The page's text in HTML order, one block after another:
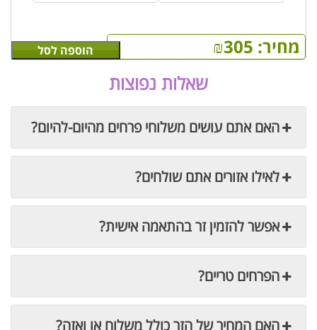
מחיר: ₪305 הוספה לסל
שאלות נפוצות
האם אתם עושים משלוחי פרחים מהיום-להיום?
לאילו אזורים אתם שולחים?
אפשר להזמין זר בהתאמה אישית?
הפרחים טריים?
האם המחיר של הזר כולל משלוח או ואזה?